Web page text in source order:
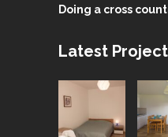
Doing a cross
Latest